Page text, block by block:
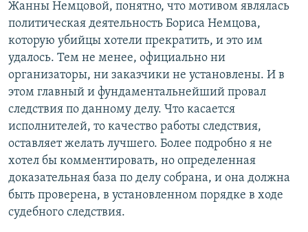
Жанны Немцовой, понятно, что мотивом являлась
политическая деятельность Бориса Немцова,
которую убийцы хотели прекратить, и это им
удалось. Тем не менее, официально ни
организаторы, ни заказчики не установлены. И в
этом главный и фундаментальнейший провал
следствия по данному делу. Что касается
исполнителей, то качество работы следствия,
оставляет желать лучшего. Более подробно я не
хотел бы комментировать, но определенная
доказательная база по делу собрана, и она должна
быть проверена, в установленном порядке в ходе
судебного следствия.